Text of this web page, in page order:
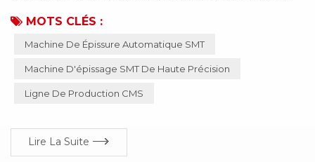
inexact, entraînant un fonctionnement anormal de la machine
SMT, l'ensemble du produit cessera de fonctionner, ce qui
peuvent être évitées grâce à la mise ...
MOTS CLÉS :
Machine De Épissure Automatique SMT
Machine D'épissage SMT De Haute Précision
Ligne De Production CMS
Lire La Suite